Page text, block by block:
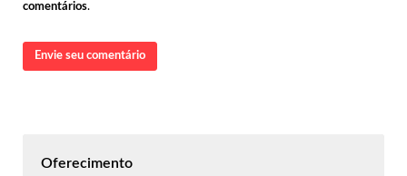
comentários.
Envie seu comentário
Oferecimento